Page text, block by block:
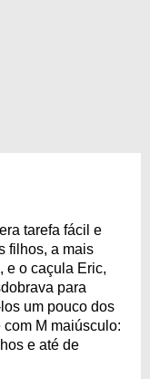
tarefa fácil e
filhos, a mais
e o caçula Eric,
para
um pouco dos
M maiúsculo:
e até de